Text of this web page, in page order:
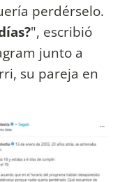
perdérselo.
", escribió
junto a
su pareja en